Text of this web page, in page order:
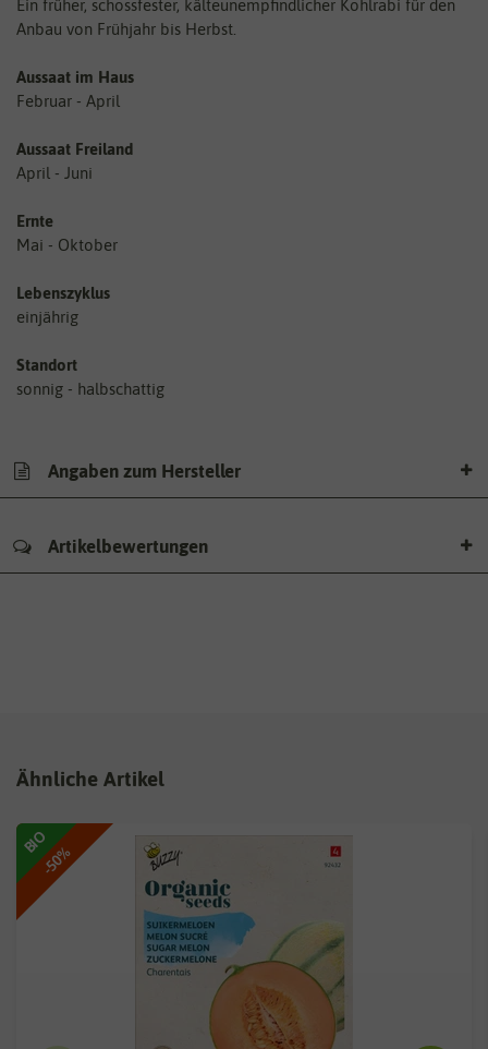
Ein früher, schossfester, kälteunempfindlicher Kohlrabi für den
Anbau von Frühjahr bis Herbst.
Aussaat im Haus
Februar - April
Aussaat Freiland
April - Juni
Ernte
Mai - Oktober
Lebenszyklus
einjährig
Standort
sonnig - halbschattig
Angaben zum Hersteller
Artikelbewertungen
Ähnliche Artikel
-50%
BIO